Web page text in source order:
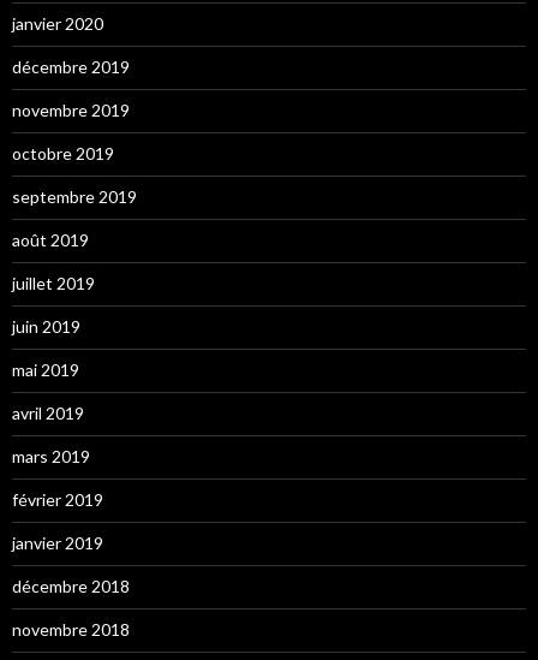
janvier 2020
décembre 2019
novembre 2019
octobre 2019
septembre 2019
août 2019
juillet 2019
juin 2019
mai 2019
avril 2019
mars 2019
février 2019
janvier 2019
décembre 2018
novembre 2018